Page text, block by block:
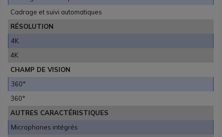
Cadrage et suivi automatiques
RÉSOLUTION
4K
4K
CHAMP DE VISION
360°
360°
AUTRES CARACTÉRISTIQUES
Microphones intégrés